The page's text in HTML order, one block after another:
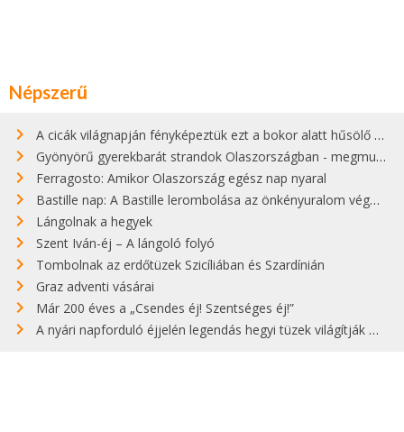
Népszerű
A cicák világnapján fényképeztük ezt a bokor alatt hűsölő cicát Kisorosziban
Gyönyörű gyerekbarát strandok Olaszországban - megmutatjuk a 15 legjobbat
Ferragosto: Amikor Olaszország egész nap nyaral
Bastille nap: A Bastille lerombolása az önkényuralom végét jelentette
Lángolnak a hegyek
Szent Iván-éj – A lángoló folyó
Tombolnak az erdőtüzek Szicíliában és Szardínián
Graz adventi vásárai
Már 200 éves a „Csendes éj! Szentséges éj!”
A nyári napforduló éjjelén legendás hegyi tüzek világítják meg Zugspitzét